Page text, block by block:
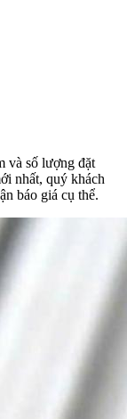
và số lượng đặt
nhất, quý khách
báo giá cụ thể.